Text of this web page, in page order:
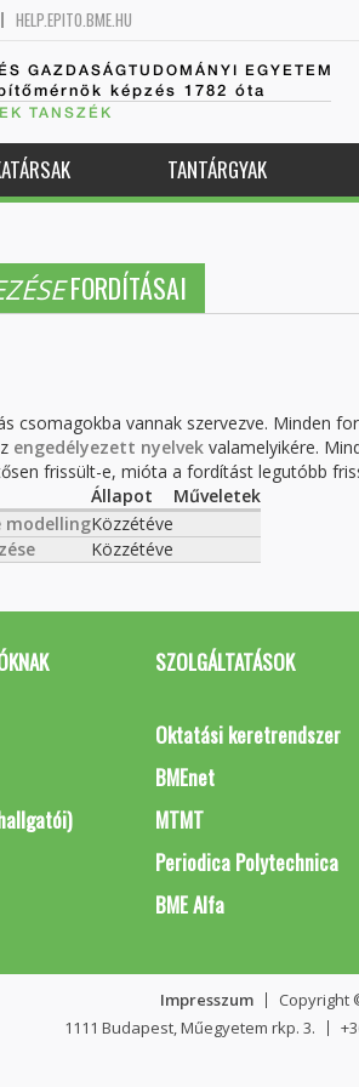
HELP.EPITO.BME.HU
GAZDASÁGTUDOMÁNYI EGYETEM
képzés 1782 óta
TANSZÉK
TANTÁRGYAK
FORDÍTÁSAI
csomagokba vannak szervezve. Minden
engedélyezett nyelvek valamelyikére.
frissült-e, mióta a fordítást legutóbb
Állapot
Műveletek
modellingKözzétéve
Közzétéve
SZOLGÁLTATÁSOK
Oktatási keretrendszer
BMEnet
MTMT
Periodica Polytechnica
BME Alfa
Impresszum
Copyright
1111 Budapest, Műegyetem rkp. 3.